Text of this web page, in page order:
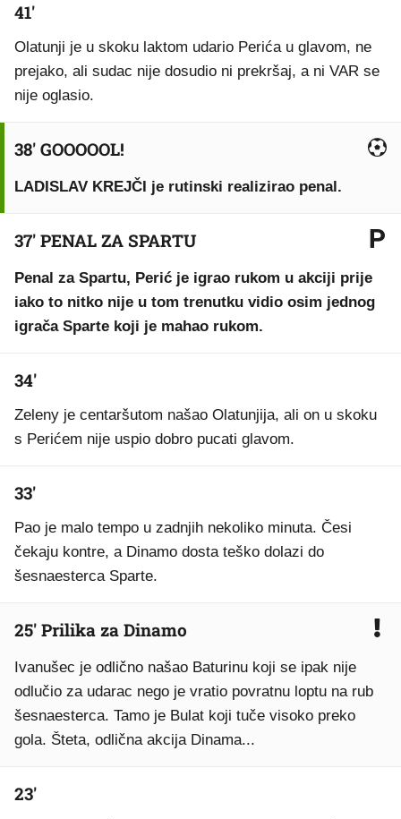
41'
Olatunji je u skoku laktom udario Perića u glavom, ne
prejako, ali sudac nije dosudio ni prekršaj, a ni VAR se
nije oglasio.
38' GOOOOOL!
LADISLAV KREJČI je rutinski realizirao penal.
37' PENAL ZA SPARTU
Penal za Spartu, Perić je igrao rukom u akciji prije
iako to nitko nije u tom trenutku vidio osim jednog
igrača Sparte koji je mahao rukom.
34'
Zeleny je centaršutom našao Olatunjija, ali on u skoku
s Perićem nije uspio dobro pucati glavom.
33'
Pao je malo tempo u zadnjih nekoliko minuta. Česi
čekaju kontre, a Dinamo dosta teško dolazi do
šesnaesterca Sparte.
25' Prilika za Dinamo
Ivanušec je odlično našao Baturinu koji se ipak nije
odlučio za udarac nego je vratio povratnu loptu na rub
šesnaesterca. Tamo je Bulat koji tuče visoko preko
gola. Šteta, odlična akcija Dinama...
23'